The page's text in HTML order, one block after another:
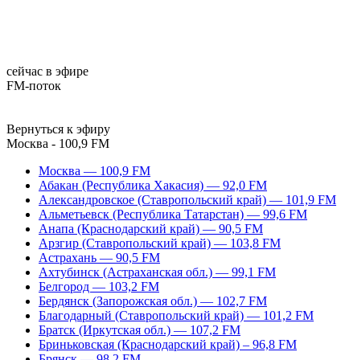
сейчас в эфире
FM-поток
Вернуться к эфиру
Москва - 100,9 FM
Москва — 100,9 FM
Абакан (Республика Хакасия) — 92,0 FM
Александровское (Ставропольский край) — 101,9 FM
Альметьевск (Республика Татарстан) — 99,6 FM
Анапа (Краснодарский край) — 90,5 FM
Арзгир (Ставропольский край) — 103,8 FM
Астрахань — 90,5 FM
Ахтубинск (Астраханская обл.) — 99,1 FM
Белгород — 103,2 FM
Бердянск (Запорожская обл.) — 102,7 FM
Благодарный (Ставропольский край) — 101,2 FM
Братск (Иркутская обл.) — 107,2 FM
Бриньковская (Краснодарский край) – 96,8 FM